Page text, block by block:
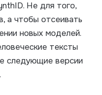
Не для того,
а чтобы отсеивать
новых моделей.
тексты
следующие версии